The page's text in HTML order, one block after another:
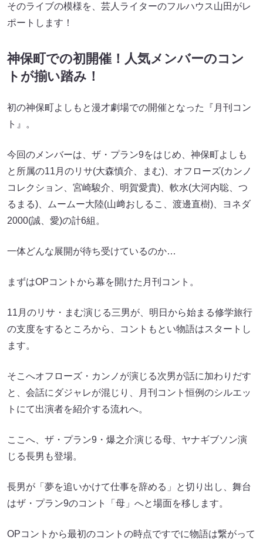
そのライブの模様を、芸人ライターのフルハウス山田がレ
ポートします！
神保町での初開催！人気メンバーのコン
トが揃い踏み！
初の神保町よしもと漫才劇場での開催となった『月刊コン
ト』。
今回のメンバーは、ザ・プラン9をはじめ、神保町よしも
と所属の11月のリサ(大森慎介、まむ)、オフローズ(カンノ
コレクション、宮崎駿介、明賀愛貴)、軟水(大河内聡、つ
るまる)、ムームー大陸(山﨑おしるこ、渡邊直樹)、ヨネダ
2000(誠、愛)の計6組。
一体どんな展開が待ち受けているのか…
まずはOPコントから幕を開けた月刊コント。
11月のリサ・まむ演じる三男が、明日から始まる修学旅行
の支度をするところから、コントもとい物語はスタートし
ます。
そこへオフローズ・カンノが演じる次男が話に加わりだす
と、会話にダジャレが混じり、月刊コント恒例のシルエッ
トにて出演者を紹介する流れへ。
ここへ、ザ・プラン9・爆之介演じる母、ヤナギブソン演
じる長男も登場。
長男が「夢を追いかけて仕事を辞める」と切り出し、舞台
はザ・プラン9のコント「母」へと場面を移します。
OPコントから最初のコントの時点ですでに物語は繋がって